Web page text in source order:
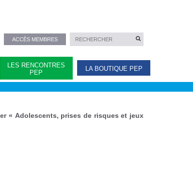
ACCÈS MEMBRES
LES RENCONTRES
PEP
LA BOUTIQUE PEP
« Adolescents, prises de risques et jeux